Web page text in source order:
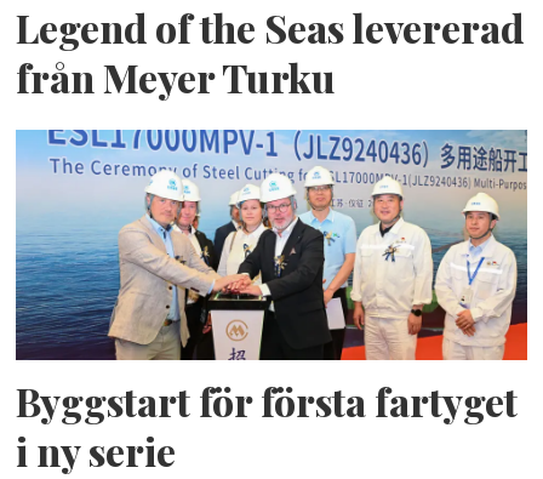
Legend of the Seas levererad
från Meyer Turku
Byggstart för första fartyget
i ny serie